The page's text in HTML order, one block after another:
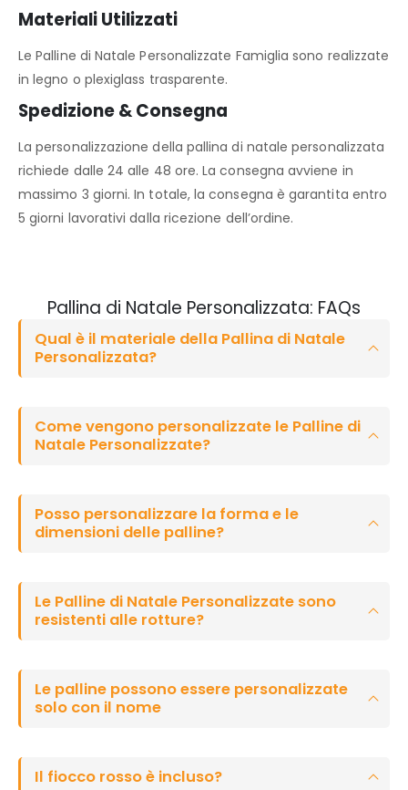
Materiali Utilizzati
Le Palline di Natale Personalizzate Famiglia sono realizzate
in legno o plexiglass trasparente.
Spedizione & Consegna
La personalizzazione della pallina di natale personalizzata
richiede dalle 24 alle 48 ore. La consegna avviene in
massimo 3 giorni. In totale, la consegna è garantita entro
5 giorni lavorativi dalla ricezione dell’ordine.
Pallina di Natale Personalizzata: FAQs
Qual è il materiale della Pallina di Natale
Personalizzata?
Come vengono personalizzate le Palline di
Natale Personalizzate?
Posso personalizzare la forma e le
dimensioni delle palline?
Le Palline di Natale Personalizzate sono
resistenti alle rotture?
Le palline possono essere personalizzate
solo con il nome
Il fiocco rosso è incluso?